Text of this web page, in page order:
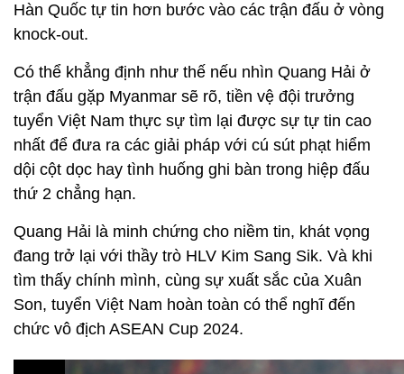
Hàn Quốc tự tin hơn bước vào các trận đấu ở vòng
knock-out.
Có thể khẳng định như thế nếu nhìn Quang Hải ở
trận đấu gặp Myanmar sẽ rõ, tiền vệ đội trưởng
tuyển Việt Nam thực sự tìm lại được sự tự tin cao
nhất để đưa ra các giải pháp với cú sút phạt hiểm
dội cột dọc hay tình huống ghi bàn trong hiệp đấu
thứ 2 chẳng hạn.
Quang Hải là minh chứng cho niềm tin, khát vọng
đang trở lại với thầy trò HLV Kim Sang Sik. Và khi
tìm thấy chính mình, cùng sự xuất sắc của Xuân
Son, tuyển Việt Nam hoàn toàn có thể nghĩ đến
chức vô địch ASEAN Cup 2024.